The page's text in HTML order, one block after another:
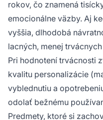
rokov, čo znamená
emocionálne väzby. Aj
vyššia, dlhodobá
lacných, menej
Pri hodnotení trvácnosti
kvalitu personalizácie
vyblednutiu a
odolať bežnému
Predmety, ktoré si